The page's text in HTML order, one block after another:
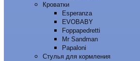
Кроватки
Esperanza
EVOBABY
Foppapedretti
Mr Sandman
Papaloni
Стулья для кормления